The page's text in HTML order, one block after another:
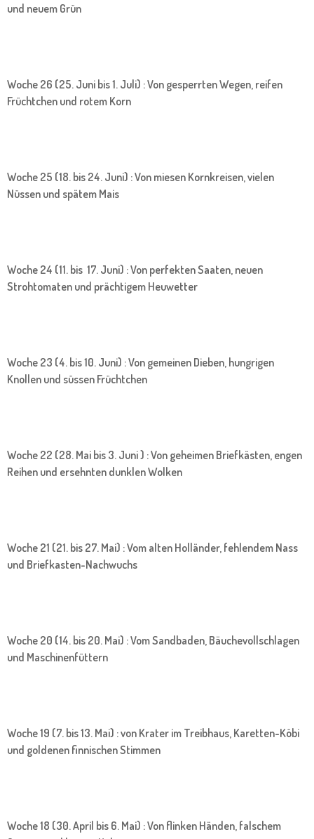
und neuem Grün
Woche 26 (25. Juni bis 1. Juli) : Von gesperrten Wegen, reifen
Früchtchen und rotem Korn
Woche 25 (18. bis 24. Juni) : Von miesen Kornkreisen, vielen
Nüssen und spätem Mais
Woche 24 (11. bis 17. Juni) : Von perfekten Saaten, neuen
Strohtomaten und prächtigem Heuwetter
Woche 23 (4. bis 10. Juni) : Von gemeinen Dieben, hungrigen
Knollen und süssen Früchtchen
Woche 22 (28. Mai bis 3. Juni ) : Von geheimen Briefkästen, engen
Reihen und ersehnten dunklen Wolken
Woche 21 (21. bis 27. Mai) : Vom alten Holländer, fehlendem Nass
und Briefkasten-Nachwuchs
Woche 20 (14. bis 20. Mai) : Vom Sandbaden, Bäuchevollschlagen
und Maschinenfüttern
Woche 19 (7. bis 13. Mai) : von Krater im Treibhaus, Karetten-Köbi
und goldenen finnischen Stimmen
Woche 18 (30. April bis 6. Mai) : Von flinken Händen, falschem